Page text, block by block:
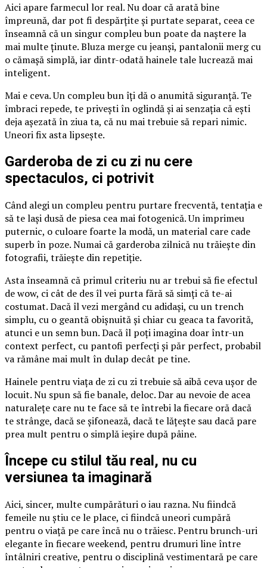
Aici apare farmecul lor real. Nu doar că arată bine
împreună, dar pot fi despărțite și purtate separat, ceea ce
înseamnă că un singur compleu bun poate da naștere la
mai multe ținute. Bluza merge cu jeanși, pantalonii merg cu
o cămașă simplă, iar dintr-odată hainele tale lucrează mai
inteligent.
Mai e ceva. Un compleu bun îți dă o anumită siguranță. Te
îmbraci repede, te privești în oglindă și ai senzația că ești
deja așezată în ziua ta, că nu mai trebuie să repari nimic.
Uneori fix asta lipsește.
Garderoba de zi cu zi nu cere
spectaculos, ci potrivit
Când alegi un compleu pentru purtare frecventă, tentația e
să te lași dusă de piesa cea mai fotogenică. Un imprimeu
puternic, o culoare foarte la modă, un material care cade
superb în poze. Numai că garderoba zilnică nu trăiește din
fotografii, trăiește din repetiție.
Asta înseamnă că primul criteriu nu ar trebui să fie efectul
de wow, ci cât de des îl vei purta fără să simți că te-ai
costumat. Dacă îl vezi mergând cu adidași, cu un trench
simplu, cu o geantă obișnuită și chiar cu geaca ta favorită,
atunci e un semn bun. Dacă îl poți imagina doar într-un
context perfect, cu pantofi perfecți și păr perfect, probabil
va rămâne mai mult în dulap decât pe tine.
Hainele pentru viața de zi cu zi trebuie să aibă ceva ușor de
locuit. Nu spun să fie banale, deloc. Dar au nevoie de acea
naturalețe care nu te face să te întrebi la fiecare oră dacă
te strânge, dacă se șifonează, dacă te lățește sau dacă pare
prea mult pentru o simplă ieșire după pâine.
Începe cu stilul tău real, nu cu
versiunea ta imaginară
Aici, sincer, multe cumpărături o iau razna. Nu fiindcă
femeile nu știu ce le place, ci fiindcă uneori cumpără
pentru o viață pe care încă nu o trăiesc. Pentru brunch-uri
elegante în fiecare weekend, pentru drumuri line între
întâlniri creative, pentru o disciplină vestimentară pe care